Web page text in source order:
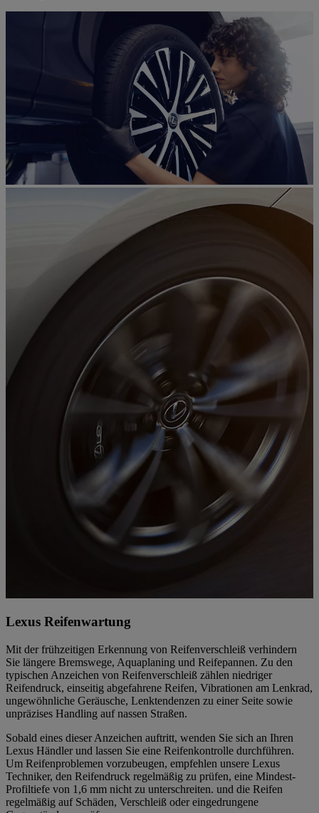
Lexus Reifenwartung
Mit der frühzeitigen Erkennung von Reifenverschleiß verhindern
Sie längere Bremswege, Aquaplaning und Reifepannen. Zu den
typischen Anzeichen von Reifenverschleiß zählen niedriger
Reifendruck, einseitig abgefahrene Reifen, Vibrationen am Lenkrad,
ungewöhnliche Geräusche, Lenktendenzen zu einer Seite sowie
unpräzises Handling auf nassen Straßen.
Sobald eines dieser Anzeichen auftritt, wenden Sie sich an Ihren
Lexus Händler und lassen Sie eine Reifenkontrolle durchführen.
Um Reifenproblemen vorzubeugen, empfehlen unsere Lexus
Techniker, den Reifendruck regelmäßig zu prüfen, eine Mindest-
Profiltiefe von 1,6 mm nicht zu unterschreiten. und die Reifen
regelmäßig auf Schäden, Verschleiß oder eingedrungene